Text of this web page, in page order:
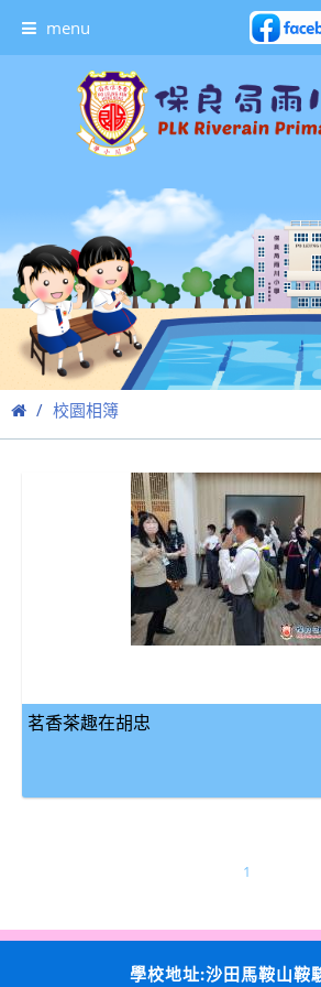
menu
校園相簿
茗香茶趣在胡忠
1
學校地址:沙田馬鞍山鞍